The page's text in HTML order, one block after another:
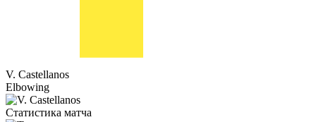
V. Castellanos
Elbowing
Статистика матча